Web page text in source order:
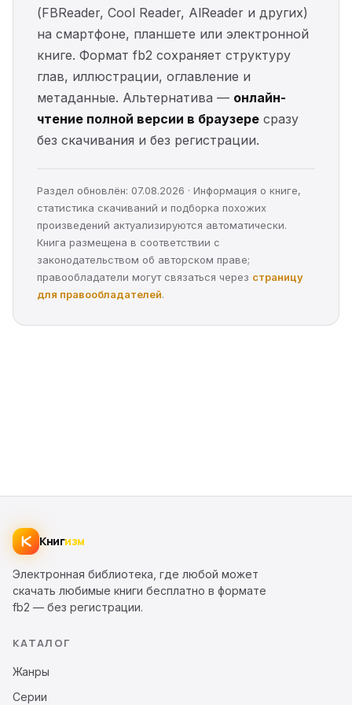
(FBReader, Cool Reader, AlReader и других)
на смартфоне, планшете или электронной
книге. Формат fb2 сохраняет структуру
глав, иллюстрации, оглавление и
метаданные. Альтернатива — онлайн-
чтение полной версии в браузере сразу
без скачивания и без регистрации.
Раздел обновлён: 07.08.2026 · Информация о книге,
статистика скачиваний и подборка похожих
произведений актуализируются автоматически.
Книга размещена в соответствии с
законодательством об авторском праве;
правообладатели могут связаться через страницу
для правообладателей.
Книгизм
Электронная библиотека, где любой может
скачать любимые книги бесплатно в формате
fb2 — без регистрации.
КАТАЛОГ
Жанры
Серии